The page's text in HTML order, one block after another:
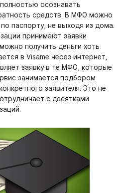
осознавать
средств. В МФО можно
паспорту, не выходя из дома.
принимают заявки
получить деньги хоть
в Visame через интернет,
заявку в те МФО, которые
занимается подбором
заявителя. Это не
с десятками